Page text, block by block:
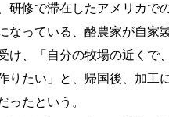
研修で滞在したアメリカで
なっている、酪農家が自家
け、「自分の牧場の近くで
りたい」と、帰国後、加工
ったという。